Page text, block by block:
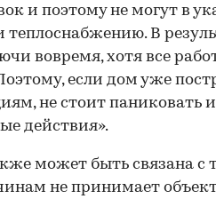
и поэтому не могут в
теплоснабжению. В
вовремя, хотя все
если дом уже
не стоит паниковать
действия».
может быть связана с
не принимает